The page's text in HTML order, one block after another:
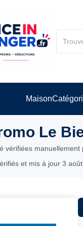
Maison
Le
vérifiées manuellement
et mis à jour 3